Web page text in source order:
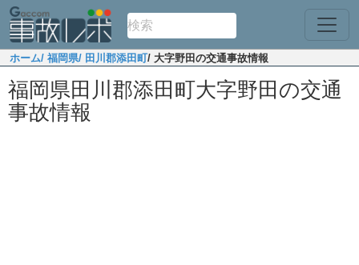
ホーム/ 福岡県/ 田川郡添田町/ 大字野田の交通事故情報
福岡県田川郡添田町大字野田の交通
事故情報